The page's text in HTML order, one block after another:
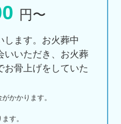
円〜
します。お火葬中
いいただき、お火葬
お骨上げをしていた
がかかります。
す。